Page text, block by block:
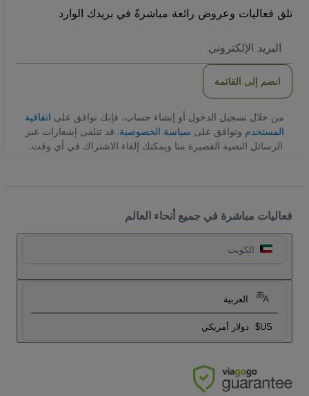
تلق فعاليات وعروض رائعة مباشرةً في بريدك الوارد
الاكتروني
انضم إلى القائمة
من خلال تسجيل الدخول أو إنشاء حساب، فإنك توافق على اتفاقية
المستخدم وتوافق على سياسة الخصوصية. قد تتلقى إشعارات عبر
الرسائل النصية القصيرة منا ويمكنك إلغاء الاشتراك في أي وقت.
فعاليات مباشرة في جميع أنحاء العالم
الكويت
العربية
US$ دولار أمريكي